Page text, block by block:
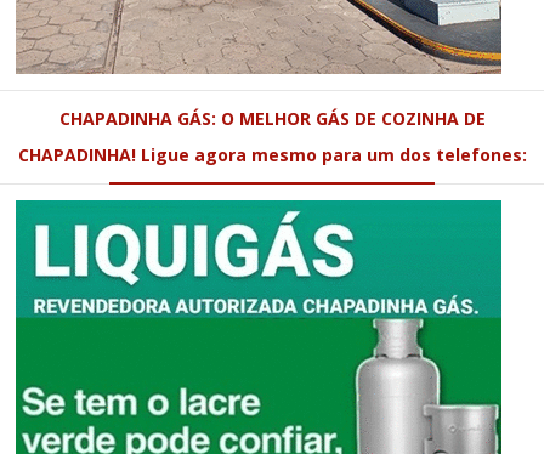
CHAPADINHA GÁS: O MELHOR GÁS DE COZINHA DE
CHAPADINHA! Ligue agora mesmo para um dos telefones: